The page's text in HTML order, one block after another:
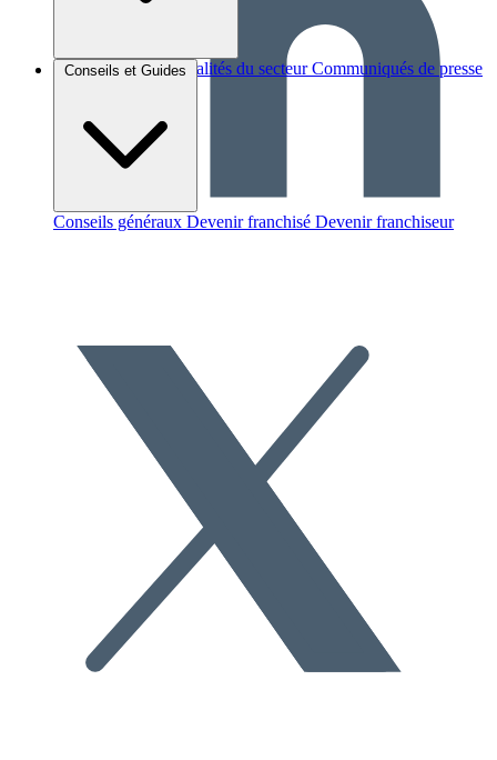
Brèves et actus Actualités du secteur Communiqués de presse
Conseils et Guides
Conseils généraux Devenir franchisé Devenir franchiseur